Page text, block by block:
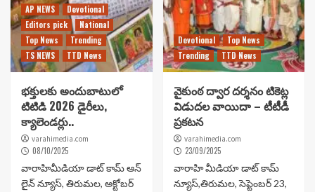
AP NEWS
Devotional
Editors pick
National
Top News
Trending
TS NEWS
TTD News
భక్తులకు అందుబాటులో
టిటిడి 2026 డైరీలు,
క్యాలెండర్లు..
varahimedia.com
08/10/2025
వారాహిమీడియా డాట్ కామ్ ఆన్
లైన్ న్యూస్, తిరుమల, అక్టోబర్
Devotional
Top News
Trending
TTD News
వైకుంఠ ద్వార దర్శనం టికెట్ల
విడుదల వాయిదా – టీటీడీ
ప్రకటన
varahimedia.com
23/09/2025
వారాహి మీడియా డాట్ కామ్
న్యూస్,తిరుమల, సెప్టెంబర్ 23,